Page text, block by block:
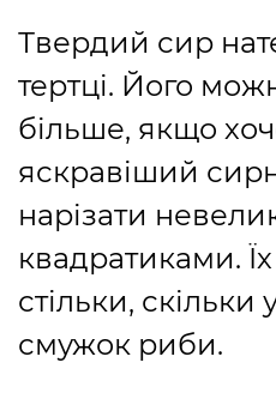
Твердий сир
тертці. Його
більше, якщо
яскравіший
нарізати
квадратиками.
стільки,
смужок риби.